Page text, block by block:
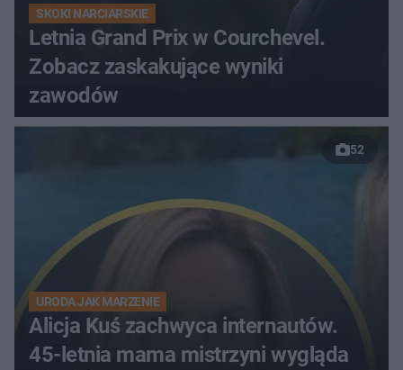
SKOKI NARCIARSKIE
Letnia Grand Prix w Courchevel.
Zobacz zaskakujące wyniki
zawodów
52
URODA JAK MARZENIE
Alicja Kuś zachwyca internautów.
45-letnia mama mistrzyni wygląda